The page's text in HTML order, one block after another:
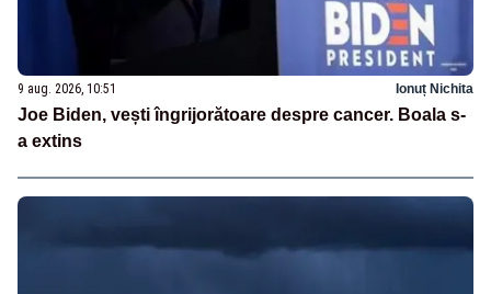
9 aug. 2026, 10:51 Ionuț Nichita
Joe Biden, vești îngrijorătoare despre cancer. Boala s-
a extins